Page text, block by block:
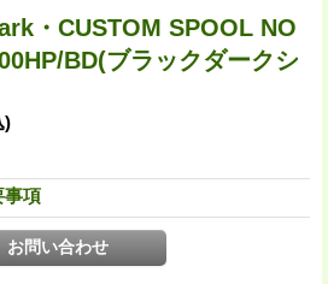
・CUSTOM SPOOL NO
BD(ブラックダークシ
)
事項